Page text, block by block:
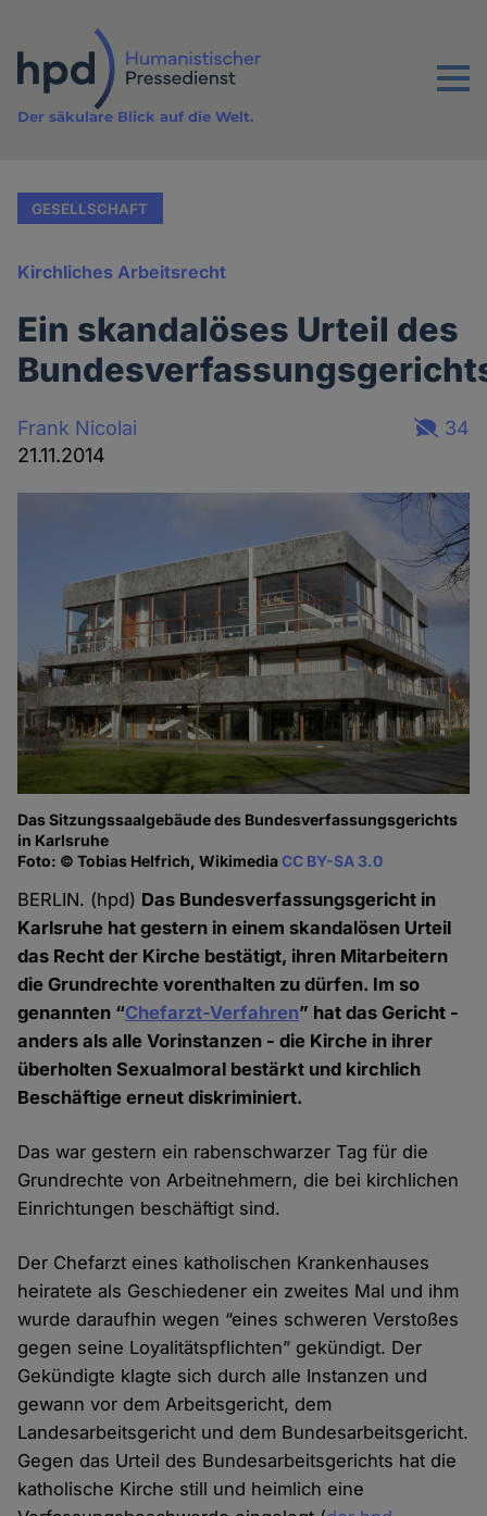
Inhalt
Menu
Der säkulare Blick auf die Welt.
GESELLSCHAFT
Kirchliches Arbeitsrecht
Ein skandalöses Urteil des
Frank Nicolai
21.11.2014
34
Das Sitzungssaalgebäude des Bundesverfassungsgerichts
in Karlsruhe
Foto: © Tobias Helfrich, WikimediaCC BY-SA 3.0
BERLIN. (hpd) Das Bundesverfassungsgericht in
Karlsruhe hat gestern in einem skandalösen Urteil
das Recht der Kirche bestätigt, ihren Mitarbeitern
die Grundrechte vorenthalten zu dürfen. Im so
genannten “Chefarzt-Verfahren” hat das Gericht -
anders als alle Vorinstanzen - die Kirche in ihrer
überholten Sexualmoral bestärkt und kirchlich
Beschäftige erneut diskriminiert.
Das war gestern ein rabenschwarzer Tag für die
Grundrechte von Arbeitnehmern, die bei kirchlichen
Einrichtungen beschäftigt sind.
Der Chefarzt eines katholischen Krankenhauses
heiratete als Geschiedener ein zweites Mal und ihm
wurde daraufhin wegen “eines schweren Verstoßes
gegen seine Loyalitätspflichten” gekündigt. Der
Gekündigte klagte sich durch alle Instanzen und
gewann vor dem Arbeitsgericht, dem
Landesarbeitsgericht und dem Bundesarbeitsgericht.
Gegen das Urteil des Bundesarbeitsgerichts hat die
katholische Kirche still und heimlich eine